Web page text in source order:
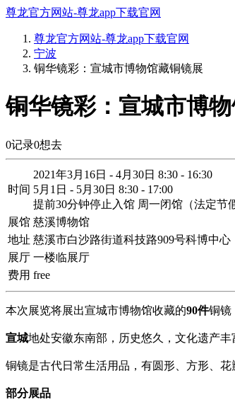
尊龙官方网站-尊龙app下载官网
尊龙官方网站-尊龙app下载官网
宁波
铜华镜彩：宣城市博物馆藏铜镜展
铜华镜彩：宣城市博
0记录0想去
时间
2021年3月16日 - 4月30日 8:30 - 16:30
5月1日 - 5月30日 8:30 - 17:00
提前30分钟停止入馆 周一闭馆（法定节
展馆 慈溪博物馆
地址 慈溪市白沙路街道科技路909号科博中心
展厅 一楼临展厅
费用 free
本次展览将展出宣城市博物馆收藏的90件铜镜
宣城地处安徽东南部，历史悠久，文化遗产
铜镜是古代日常生活用品，有圆形、方形、
部分展品